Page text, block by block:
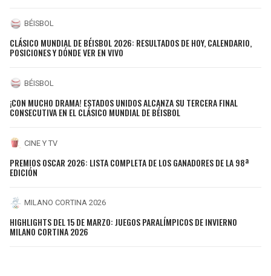
BÉISBOL
CLÁSICO MUNDIAL DE BÉISBOL 2026: RESULTADOS DE HOY, CALENDARIO,
POSICIONES Y DÓNDE VER EN VIVO
BÉISBOL
¡CON MUCHO DRAMA! ESTADOS UNIDOS ALCANZA SU TERCERA FINAL
CONSECUTIVA EN EL CLÁSICO MUNDIAL DE BÉISBOL
CINE Y TV
PREMIOS OSCAR 2026: LISTA COMPLETA DE LOS GANADORES DE LA 98ª
EDICIÓN
MILANO CORTINA 2026
HIGHLIGHTS DEL 15 DE MARZO: JUEGOS PARALÍMPICOS DE INVIERNO
MILANO CORTINA 2026